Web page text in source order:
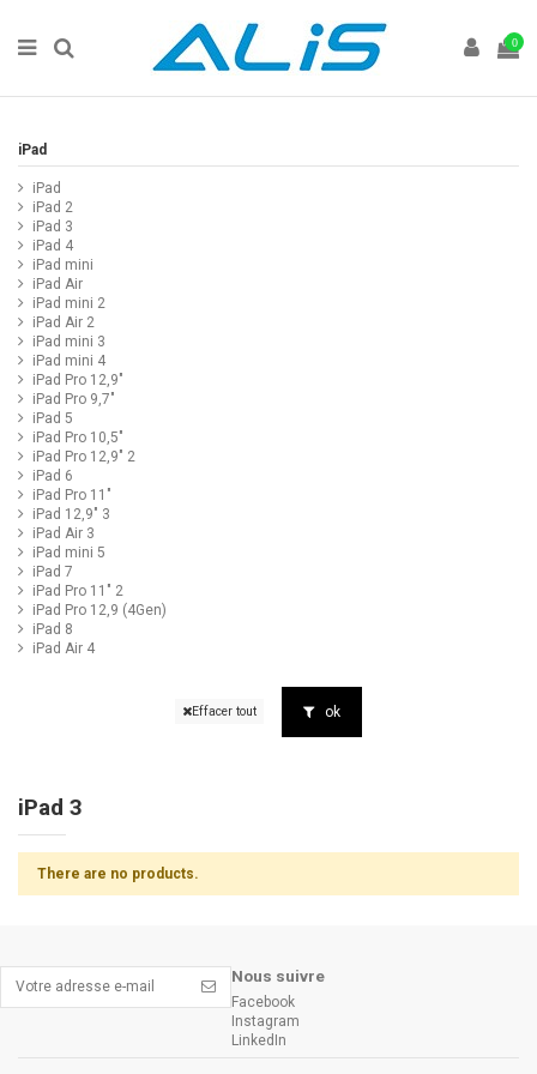
0
iPad 3
There are no products.
iPad
iPad
iPad 2
iPad 3
iPad 4
iPad mini
iPad Air
iPad mini 2
iPad Air 2
iPad mini 3
iPad mini 4
iPad Pro 12,9"
iPad Pro 9,7"
iPad 5
iPad Pro 10,5"
iPad Pro 12,9" 2
iPad 6
iPad Pro 11"
iPad 12,9" 3
iPad Air 3
iPad mini 5
iPad 7
iPad Pro 11" 2
iPad Pro 12,9 (4Gen)
iPad 8
iPad Air 4
Effacer tout ok
Nous suivre
Facebook
Instagram
LinkedIn